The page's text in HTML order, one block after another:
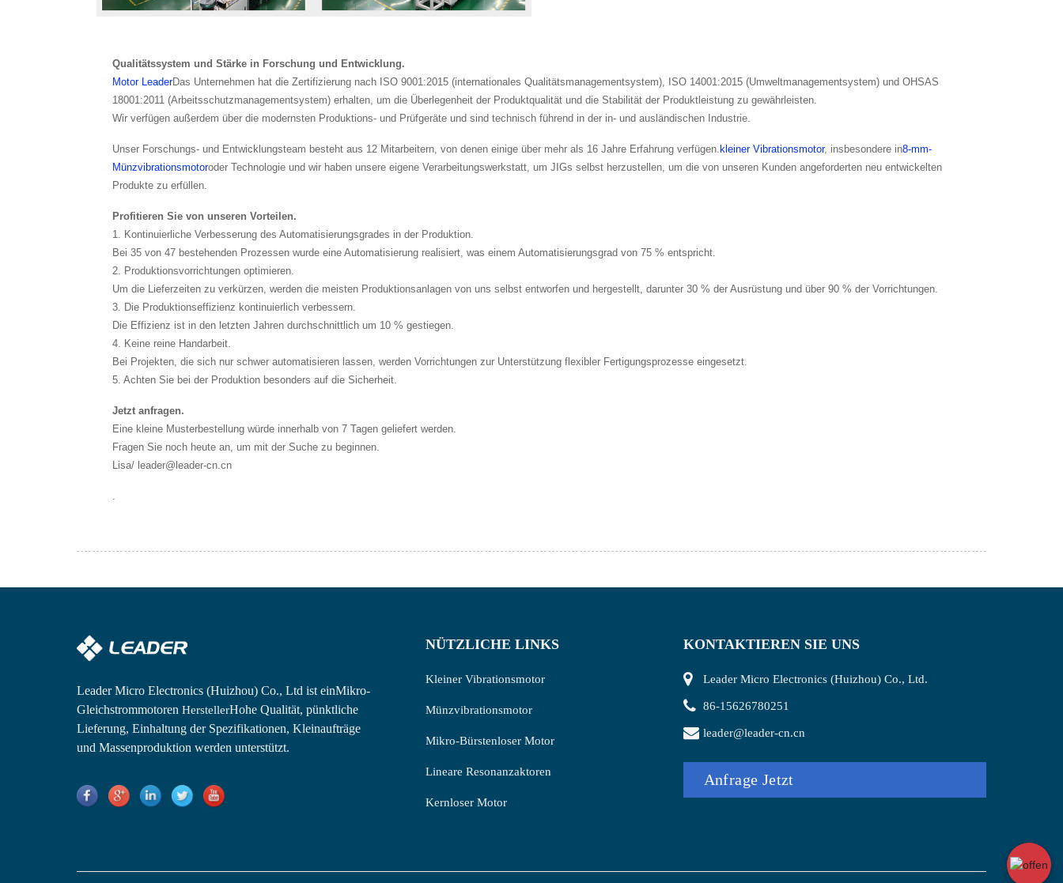
Qualitätssystem und Stärke in Forschung und Entwicklung.
Motor LeaderDas Unternehmen hat die Zertifizierung nach ISO 9001:2015 (internationales Qualitätsmanagementsystem), ISO 14001:2015 (Umweltmanagementsystem) und OHSAS
18001:2011 (Arbeitsschutzmanagementsystem) erhalten, um die Überlegenheit der Produktqualität und die Stabilität der Produktleistung zu gewährleisten.
Wir verfügen außerdem über die modernsten Produktions- und Prüfgeräte und sind technisch führend in der in- und ausländischen Industrie.
Unser Forschungs- und Entwicklungsteam besteht aus 12 Mitarbeitern, von denen einige über mehr als 16 Jahre Erfahrung verfügen. kleiner Vibrationsmotor, insbesondere in8-mm-
Münzvibrationsmotoroder Technologie und wir haben unsere eigene Verarbeitungswerkstatt, um JIGs selbst herzustellen, um die von unseren Kunden angeforderten neu entwickelten
Produkte zu erfüllen.
Profitieren Sie von unseren Vorteilen.
1. Kontinuierliche Verbesserung des Automatisierungsgrades in der Produktion.
Bei 35 von 47 bestehenden Prozessen wurde eine Automatisierung realisiert, was einem Automatisierungsgrad von 75 % entspricht.
2. Produktionsvorrichtungen optimieren.
Um die Lieferzeiten zu verkürzen, werden die meisten Produktionsanlagen von uns selbst entworfen und hergestellt, darunter 30 % der Ausrüstung und über 90 % der Vorrichtungen.
3. Die Produktionseffizienz kontinuierlich verbessern.
Die Effizienz ist in den letzten Jahren durchschnittlich um 10 % gestiegen.
4. Keine reine Handarbeit.
Bei Projekten, die sich nur schwer automatisieren lassen, werden Vorrichtungen zur Unterstützung flexibler Fertigungsprozesse eingesetzt.
5. Achten Sie bei der Produktion besonders auf die Sicherheit.
Jetzt anfragen.
Eine kleine Musterbestellung würde innerhalb von 7 Tagen geliefert werden.
Fragen Sie noch heute an, um mit der Suche zu beginnen.
Lisa/ leader@leader-cn.cn
.
Leader Micro Electronics (Huizhou) Co., Ltd ist einMikro-
Gleichstrommotoren HerstellerHohe Qualität, pünktliche
Lieferung, Einhaltung der Spezifikationen, Kleinaufträge
und Massenproduktion werden unterstützt.
NÜTZLICHE LINKS
Kleiner Vibrationsmotor
Münzvibrationsmotor
Mikro-Bürstenloser Motor
Lineare Resonanzaktoren
Kernloser Motor
KONTAKTIEREN SIE UNS
Leader Micro Electronics (Huizhou) Co., Ltd.
86-15626780251
leader@leader-cn.cn
Anfrage Jetzt